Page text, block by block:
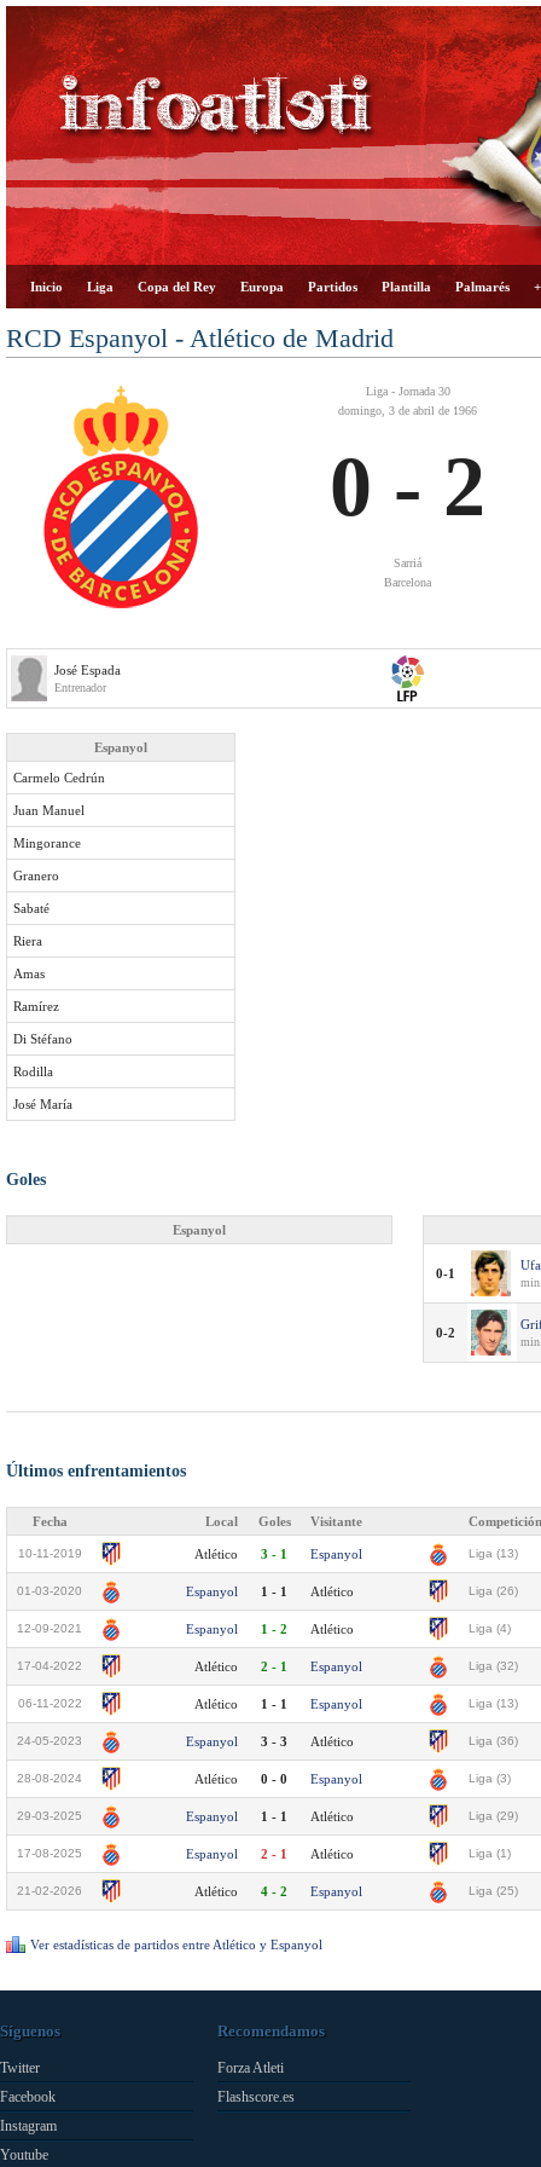
Inicio Liga Copa del Rey Europa Partidos Plantilla Palmarés
RCD Espanyol - Atlético de Madrid
Liga - Jornada 30
domingo, 3 de abril de 1966
0 - 2
Sarriá
Barcelona
José Espada
Entrenador
Espanyol
Carmelo Cedrún
Juan Manuel
Mingorance
Granero
Sabaté
Riera
Amas
Ramírez
Di Stéfano
Rodilla
José María
Goles
Espanyol
0-1
0-2
Últimos enfrentamientos
Fecha Local Goles Visitante Competición
10-11-2019 Atlético 3 - 1 Espanyol Liga (13)
01-03-2020 Espanyol 1 - 1 Atlético Liga (26)
12-09-2021 Espanyol 1 - 2 Atlético Liga (4)
17-04-2022 Atlético 2 - 1 Espanyol Liga (32)
06-11-2022 Atlético 1 - 1 Espanyol Liga (13)
24-05-2023 Espanyol 3 - 3 Atlético Liga (36)
28-08-2024 Atlético 0 - 0 Espanyol Liga (3)
29-03-2025 Espanyol 1 - 1 Atlético Liga (29)
17-08-2025 Espanyol 2 - 1 Atlético Liga (1)
21-02-2026 Atlético 4 - 2 Espanyol Liga (25)
Ver estadísticas de partidos entre Atlético y Espanyol
Síguenos
Twitter
Facebook
Instagram
Youtube
Recomendamos
Forza Atleti
Flashscore.es